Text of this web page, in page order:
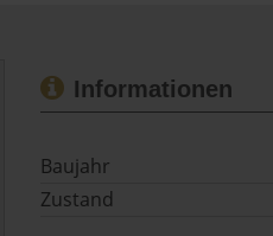
Informationen
Baujahr
Zustand